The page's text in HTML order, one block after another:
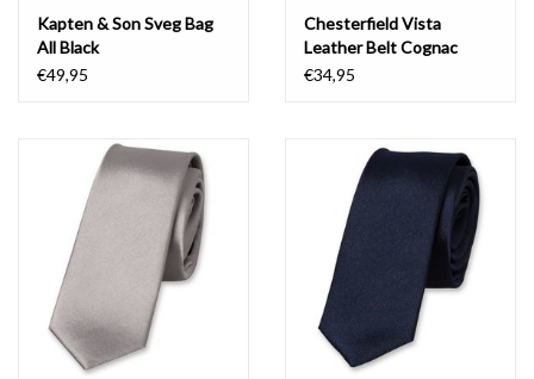
Kapten & Son Sveg Bag
All Black
€49,95
Chesterfield Vista
Leather Belt Cognac
€34,95